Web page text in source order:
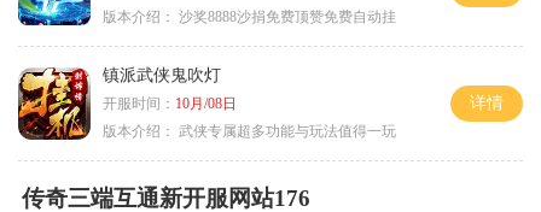
版本介绍： 沙奖8888沙捐免费顶赞免费自动挂
镇派武侠鬼吹灯
开服时间： 10月/08日
版本介绍： 武侠专属超多功能与玩法值得一玩
详情
传奇三端互通新开服网站176